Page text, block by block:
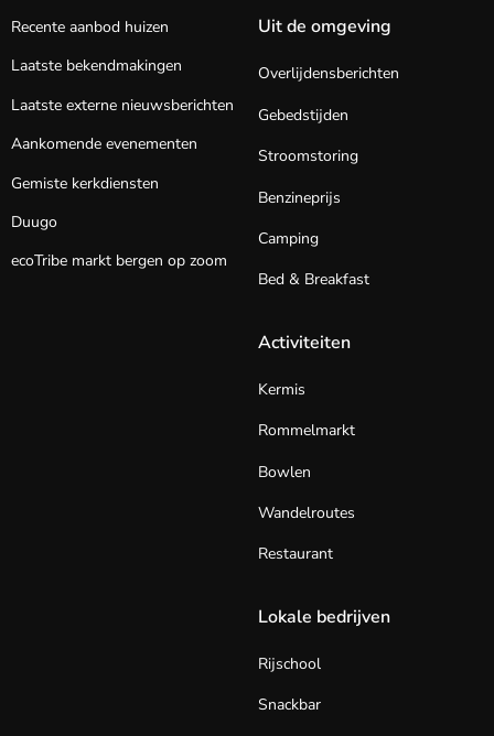
Recente aanbod huizen
Laatste bekendmakingen
Laatste externe nieuwsberichten
Aankomende evenementen
Gemiste kerkdiensten
Duugo
ecoTribe markt bergen op zoom
Uit de omgeving
Overlijdensberichten
Gebedstijden
Stroomstoring
Benzineprijs
Camping
Bed & Breakfast
Activiteiten
Kermis
Rommelmarkt
Bowlen
Wandelroutes
Restaurant
Lokale bedrijven
Rijschool
Snackbar